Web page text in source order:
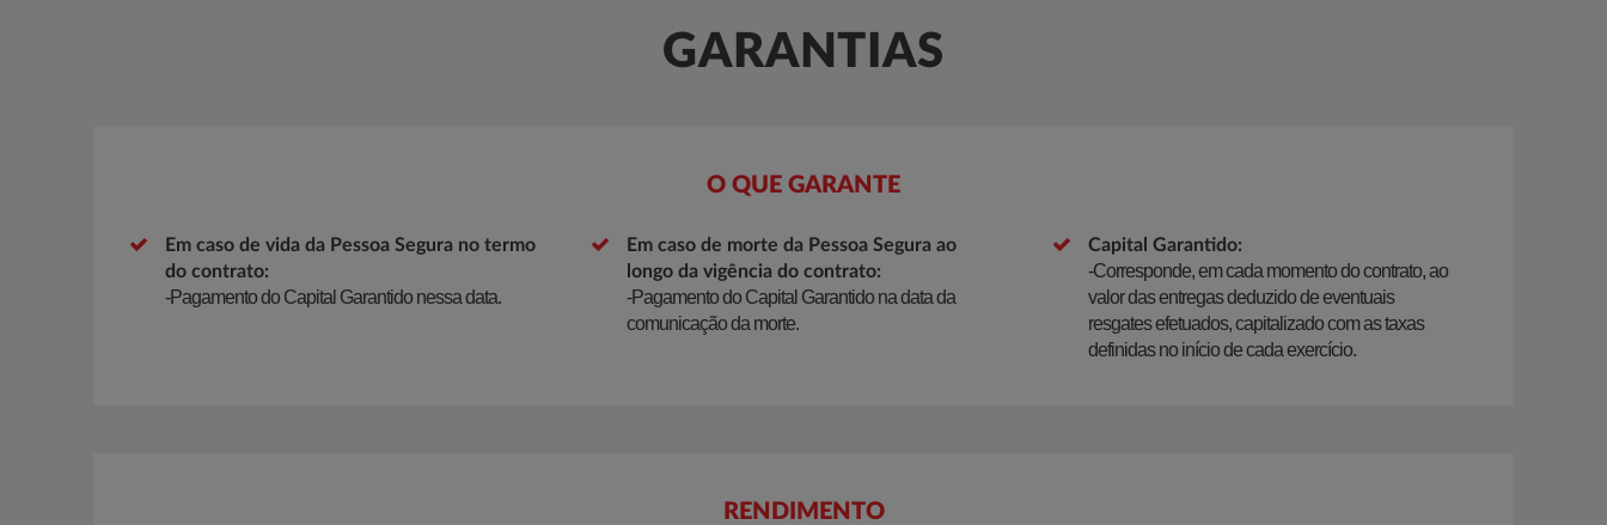
GARANTIAS
O QUE GARANTE
Em caso de vida da Pessoa Segura no termo
do contrato:
-Pagamento do Capital Garantido nessa data.
Em caso de morte da Pessoa Segura ao
longo da vigência do contrato:
-Pagamento do Capital Garantido na data da
comunicação da morte.
Capital Garantido:
-Corresponde, em cada momento do contrato, ao
valor das entregas deduzido de eventuais
resgates efetuados, capitalizado com as taxas
definidas no início de cada exercício.
RENDIMENTO